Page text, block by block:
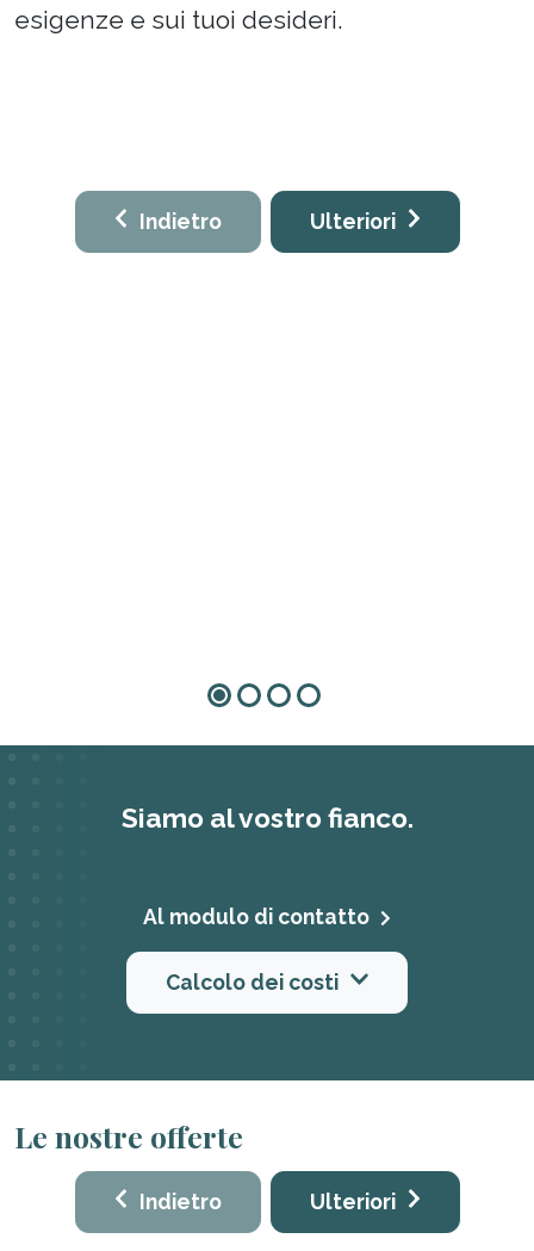
esigenze e sui tuoi desideri.
Indietro Ulteriori
Siamo al vostro fianco.
Al modulo di contatto
Calcolo dei costi
Le nostre offerte
Indietro Ulteriori